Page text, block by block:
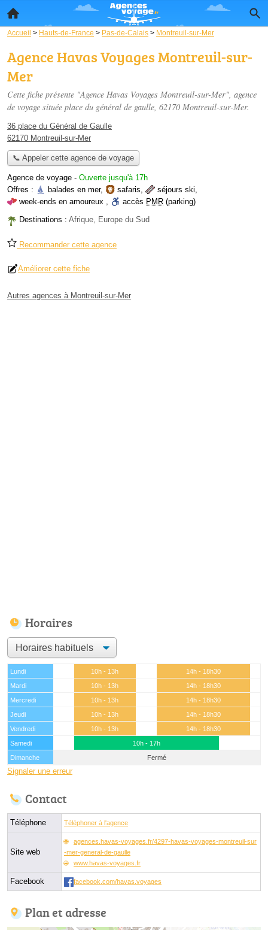
Accueil > Hauts-de-France > Pas-de-Calais > Montreuil-sur-Mer
Agence Havas Voyages Montreuil-sur-
Mer
Cette fiche présente "Agence Havas Voyages Montreuil-sur-Mer", agence
de voyage située place du général de gaulle, 62170 Montreuil-sur-Mer.
36 place du Général de Gaulle
62170 Montreuil-sur-Mer
📞 Appeler cette agence de voyage
Agence de voyage - Ouverte jusqu'à 17h
Offres :
balades en mer, safaris, séjours ski,
week-ends en amoureux , accès PMR (parking)
Destinations : Afrique, Europe du Sud
Recommander cette agence
Améliorer cette fiche
Autres agences à Montreuil-sur-Mer
Horaires
Lundi 10h - 13h
14h - 18h30
Mardi
10h - 13h
14h - 18h30
Mercredi
10h - 13h
14h - 18h30
Jeudi
10h - 13h
14h - 18h30
Vendredi
10h - 13h
14h - 18h30
Samedi
10h - 17h
Dimanche
Fermé
Signaler une erreur
Contact
Téléphone Téléphoner à l'agence
Site web
agences.havas-voyages.fr/4297-havas-voyages-montreuil-sur
-mer-general-de-gaulle
www.havas-voyages.fr
Facebook facebook.com/havas.voyages
Plan et adresse